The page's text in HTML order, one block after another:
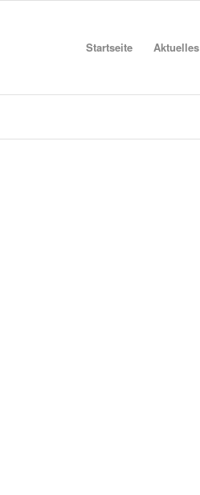
Startseite Aktuelles